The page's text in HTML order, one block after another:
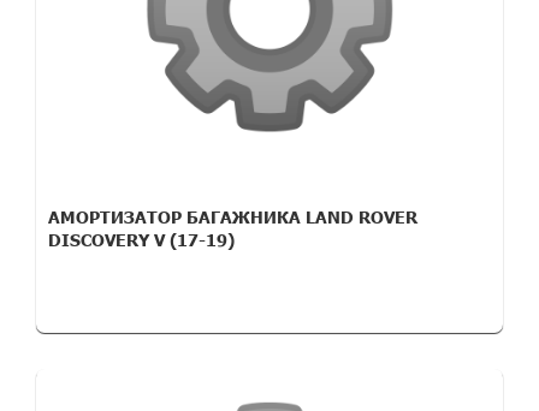
АМОРТИЗАТОР БАГАЖНИКА LAND ROVER
DISCOVERY V (17-19)